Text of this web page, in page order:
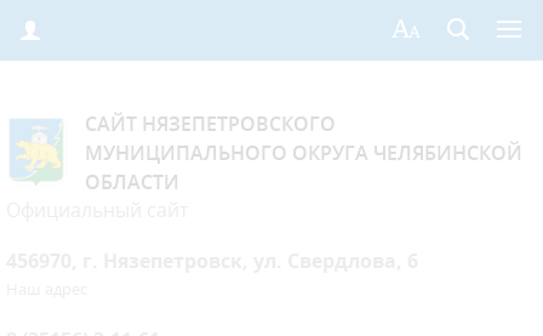
САЙТ НЯЗЕПЕТРОВСКОГО
МУНИЦИПАЛЬНОГО ОКРУГА ЧЕЛЯБИНСКОЙ
ОБЛАСТИ